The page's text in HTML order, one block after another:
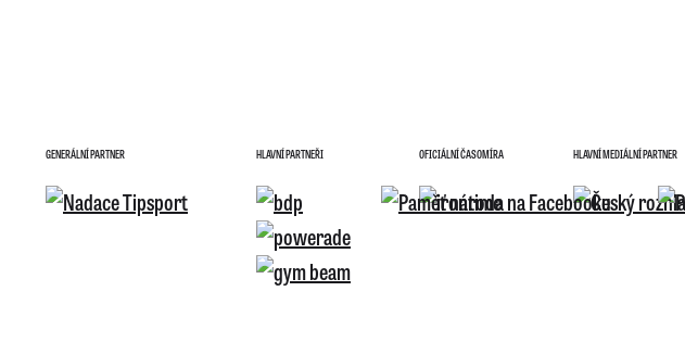
GENERÁLNÍ PARTNER HLAVNÍ PARTNEŘI OFICIÁLNÍ ČASOMÍRA HLAVNÍ MEDIÁLNÍ PARTNER